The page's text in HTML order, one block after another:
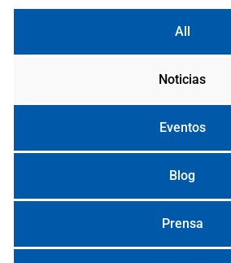
All
Noticias
Eventos
Blog
Prensa